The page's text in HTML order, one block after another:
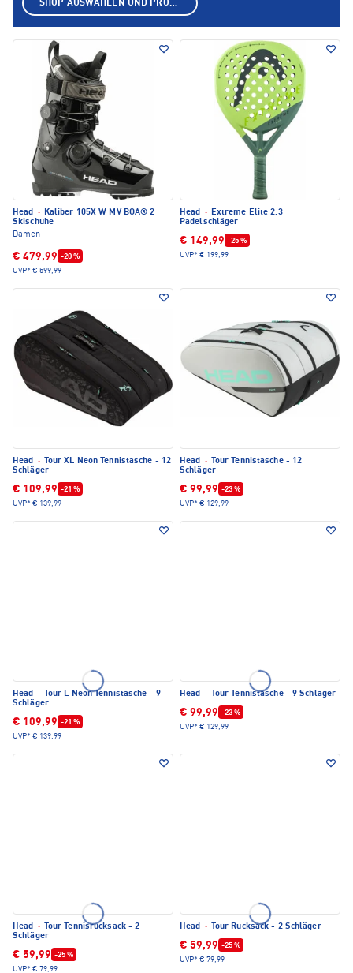
Head · Kaliber 105X W MV BOA® 2
Skischuhe
Damen
€ 479,99 -20 %
UVP* € 599,99
Head · Extreme Elite 2.3
Padelschläger
€ 149,99 -25 %
UVP* € 199,99
Head ·
Tour XL Neon Tennistasche - 12
Schläger
€ 109,99 -21 %
UVP* € 139,99
Head ·
Tour Tennistasche - 12
Schläger
€ 99,99 -23 %
UVP* € 129,99
Head ·
Tour L Neon Tennistasche - 9
Schläger
€ 109,99 -21 %
UVP* € 139,99
Head · Tour Tennistasche - 9 Schläger
€ 99,99 -23 %
UVP* € 129,99
Head ·
Tour Tennisrucksack - 2
Schläger
€ 59,99 -25 %
UVP* € 79,99
Head · Tour Rucksack - 2 Schläger
€ 59,99 -25 %
UVP* € 79,99
SHOP AUSWÄHLEN UND PRODUKTE ANZEIGEN